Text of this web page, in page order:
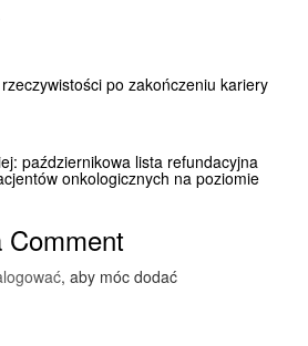
po zakończeniu kariery
październikowa lista refundacyjna
onkologicznych na poziomie
Comment
, aby móc dodać